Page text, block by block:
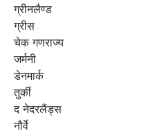
ग्रीनलैण्ड
ग्रीस
चेक गणराज्य
जर्मनी
डेनमार्क
तुर्की
द नेदरलैंड्स
नौर्वे